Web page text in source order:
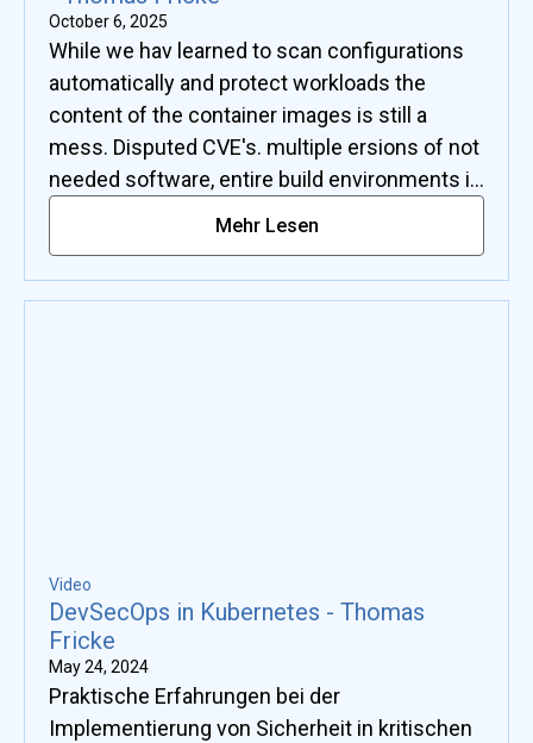
October 6, 2025
While we hav learned to scan configurations
automatically and protect workloads the
content of the container images is still a
mess. Disputed CVE's. multiple ersions of not
needed software, entire build environments in
critical infrastrucure.
Mehr Lesen
Video
DevSecOps in Kubernetes - Thomas
Fricke
May 24, 2024
Praktische Erfahrungen bei der
Implementierung von Sicherheit in kritischen